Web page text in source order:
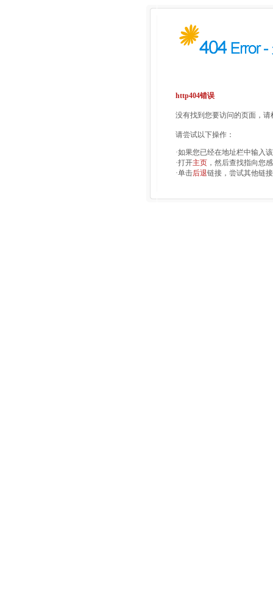
http404错误
没有找到您要访问的页面，
请尝试以下操作：
·如果您已经在地址栏中输入
·打开主页 ，然后查找指向您
·单击后退链接，尝试其他链